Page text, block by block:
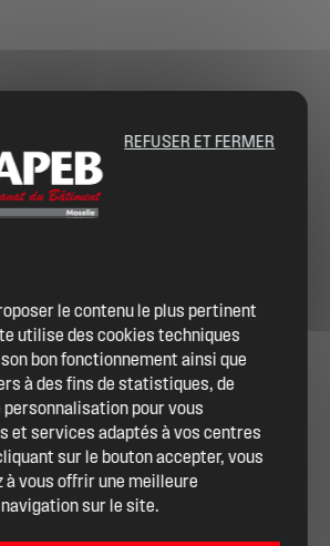
le contenu le plus pertinent
utilise des cookies techniques
bon fonctionnement ainsi que
à des fins de statistiques, de
personnalisation pour vous
et services adaptés à vos centres
sur le bouton accepter, vous
à vous offrir une meilleure
sur le site.
REFUSER ET FERMER